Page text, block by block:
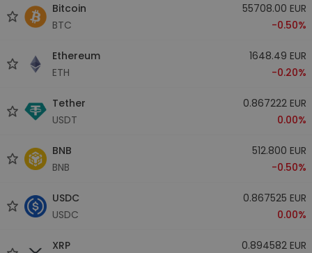
Bitcoin
BTC
55708.00 EUR
-0.50%
Ethereum
ETH
1648.49 EUR
-0.20%
Tether
USDT
0.867222 EUR
0.00%
BNB
BNB
512.800 EUR
-0.50%
USDC
USDC
0.867525 EUR
0.00%
XRP
0.894582 EUR